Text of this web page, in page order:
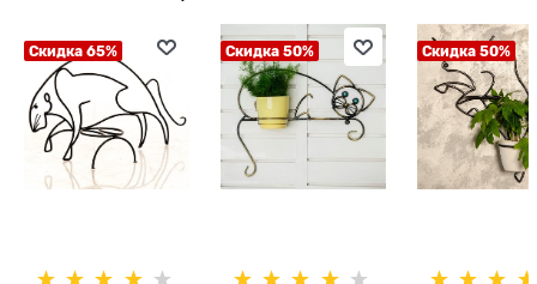
Скидка 65% Скидка 50% Скидка 50%